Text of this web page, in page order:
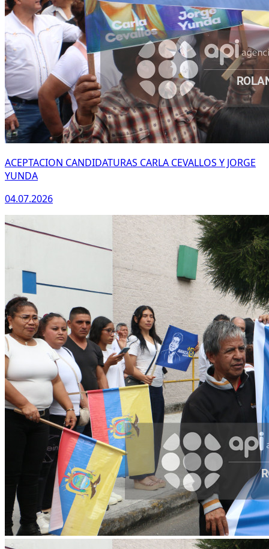
ACEPTACION CANDIDATURAS CARLA CEVALLOS Y JORGE
YUNDA
04.07.2026